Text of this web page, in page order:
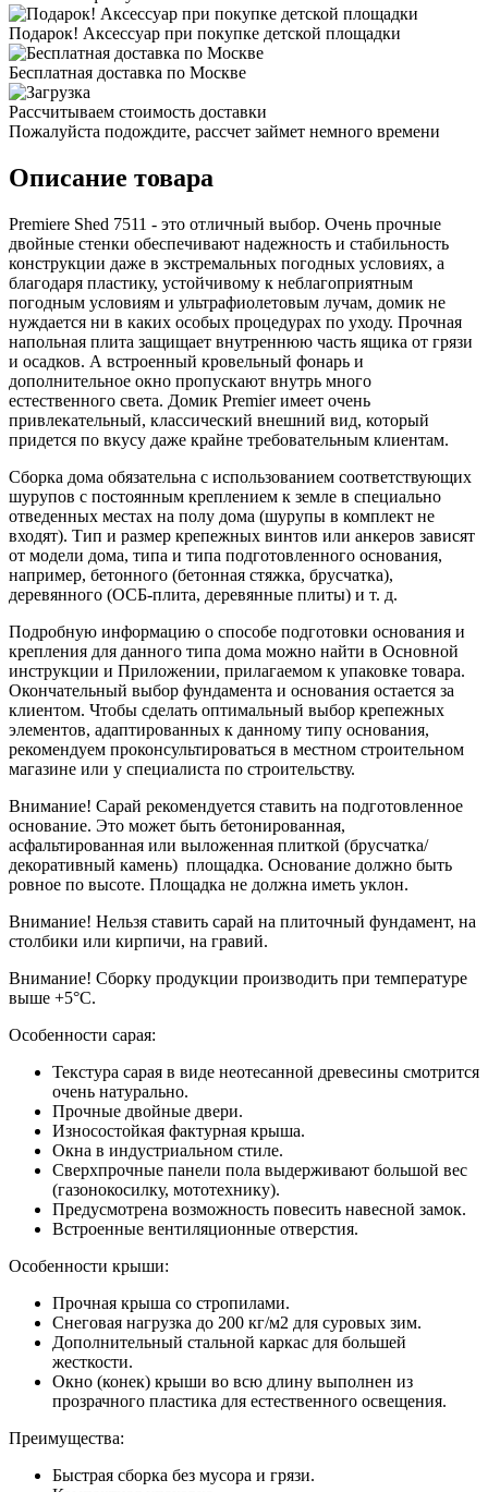
Подарок! Аксессуар при покупке детской площадки
Бесплатная доставка по Москве
Рассчитываем стоимость доставки
Пожалуйста подождите, рассчет займет немного времени
Описание товара
Premiere Shed 7511 - это отличный выбор. Очень прочные
двойные стенки обеспечивают надежность и стабильность
конструкции даже в экстремальных погодных условиях, а
благодаря пластику, устойчивому к неблагоприятным
погодным условиям и ультрафиолетовым лучам, домик не
нуждается ни в каких особых процедурах по уходу. Прочная
напольная плита защищает внутреннюю часть ящика от грязи
и осадков. А встроенный кровельный фонарь и
дополнительное окно пропускают внутрь много
естественного света. Домик Premier имеет очень
привлекательный, классический внешний вид, который
придется по вкусу даже крайне требовательным клиентам.
Сборка дома обязательна с использованием соответствующих
шурупов с постоянным креплением к земле в специально
отведенных местах на полу дома (шурупы в комплект не
входят). Тип и размер крепежных винтов или анкеров зависят
от модели дома, типа и типа подготовленного основания,
например, бетонного (бетонная стяжка, брусчатка),
деревянного (ОСБ-плита, деревянные плиты) и т. д.
Подробную информацию о способе подготовки основания и
крепления для данного типа дома можно найти в Основной
инструкции и Приложении, прилагаемом к упаковке товара.
Окончательный выбор фундамента и основания остается за
клиентом. Чтобы сделать оптимальный выбор крепежных
элементов, адаптированных к данному типу основания,
рекомендуем проконсультироваться в местном строительном
магазине или у специалиста по строительству.
Внимание! Сарай рекомендуется ставить на подготовленное
основание. Это может быть бетонированная,
асфальтированная или выложенная плиткой (брусчатка/
декоративный камень) площадка. Основание должно быть
ровное по высоте. Площадка не должна иметь уклон.
Внимание! Нельзя ставить сарай на плиточный фундамент, на
столбики или кирпичи, на гравий.
Внимание! Сборку продукции производить при температуре
выше +5°С.
Особенности сарая:
Текстура сарая в виде неотесанной древесины смотрится
очень натурально.
Прочные двойные двери.
Износостойкая фактурная крыша.
Окна в индустриальном стиле.
Сверхпрочные панели пола выдерживают большой вес
(газонокосилку, мототехнику).
Предусмотрена возможность повесить навесной замок.
Встроенные вентиляционные отверстия.
Особенности крыши:
Прочная крыша со стропилами.
Снеговая нагрузка до 200 кг/м2 для суровых зим.
Дополнительный стальной каркас для большей
жесткости.
Окно (конек) крыши во всю длину выполнен из
прозрачного пластика для естественного освещения.
Преимущества:
Быстрая сборка без мусора и грязи.